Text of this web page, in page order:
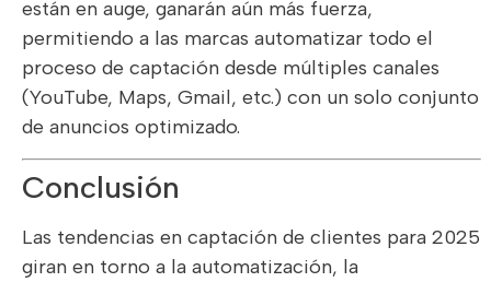
están en auge, ganarán aún más fuerza,
permitiendo a las marcas automatizar todo el
proceso de captación desde múltiples canales
(YouTube, Maps, Gmail, etc.) con un solo conjunto
de anuncios optimizado.
Conclusión
Las tendencias en captación de clientes para 2025
giran en torno a la automatización, la